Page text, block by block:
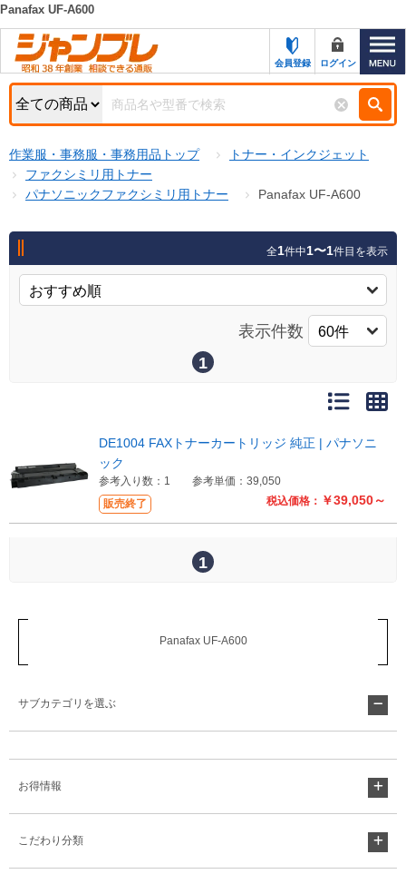
カテゴリー一覧
お知らせ
特集・キャンペーン一覧
初めての方へ
お問い合わせ
新規登録キャンペーン
メーカーカタログ一覧
カタログ請求（無料）
クイックオーダー
キーワード検索
検索条件
商品カテゴリから選ぶ
商品ステータスで絞る
キャンペーン
販売価格(税抜き)で絞る
円から
円まで
Panafax UF-A600
会員登録 ログイン
作業服・事務服・事務用品トップ
トナー・インクジェット
ファクシミリ用トナー
パナソニックファクシミリ用トナー
Panafax UF-A600
全1件中1〜1件目を表示
表示件数
1
販売終了 税込価格： ￥39,050～
DE1004 FAXトナーカートリッジ 純正 | パナソニ
ック
参考入り数：1 参考単価：39,050
1
Panafax UF-A600
サブカテゴリを選ぶ
お得情報
こだわり分類